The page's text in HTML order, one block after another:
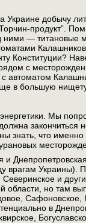
добычу
продукт”.
ними — титановые
Конституции?
с
автоматом
в большую
Мы
закончиться
знать, что
врагам Украины).
Северинское и
области, но там
Сафоновское,
в